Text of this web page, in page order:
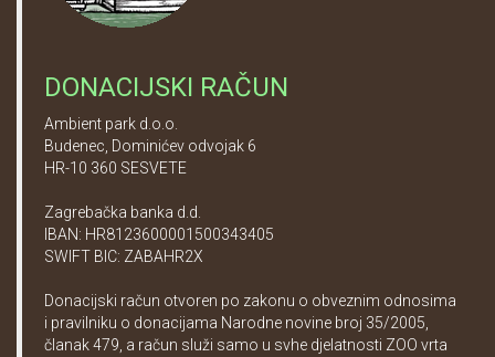
DONACIJSKI RAČUN
Ambient park d.o.o.
Budenec, Dominićev odvojak 6
HR-10 360 SESVETE
Zagrebačka banka d.d.
IBAN: HR8123600001500343405
SWIFT BIC: ZABAHR2X
Donacijski račun otvoren po zakonu o obveznim odnosima
i pravilniku o donacijama Narodne novine broj 35/2005,
članak 479, a račun služi samo u svhe djelatnosti ZOO vrta